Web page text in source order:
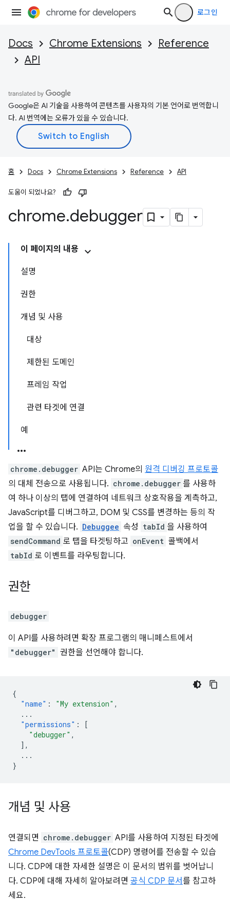
로그인
Docs Chrome Extensions
Reference
API
Google은 AI 기술을 사용하여 콘텐츠를 사용자의 기본 언어로 번역합니
다. AI 번역에는 오류가 있을 수 있습니다.
홈 Docs Chrome Extensions Reference API
도움이 되었나요?
chrome.debugger
이 페이지의 내용
설명
권한
개념 및 사용
대상
제한된 도메인
프레임 작업
관련 타겟에 연결
예
chrome.debugger API는 Chrome의 원격 디버깅 프로토콜
의 대체 전송으로 사용됩니다. chrome.debugger 를 사용하
여 하나 이상의 탭에 연결하여 네트워크 상호작용을 계측하고,
JavaScript를 디버그하고, DOM 및 CSS를 변경하는 등의 작
업을 할 수 있습니다. Debuggee 속성 tabId 을 사용하여
sendCommand 로 탭을 타겟팅하고 onEvent 콜백에서
tabId 로 이벤트를 라우팅합니다.
권한
debugger
이 API를 사용하려면 확장 프로그램의 매니페스트에서
"debugger" 권한을 선언해야 합니다.
{
"name" : "My extension" ,
...
"permissions" :
[
"debugger" ,
],
...
}
개념 및 사용
연결되면 chrome.debugger API를 사용하여 지정된 타겟에
Chrome DevTools 프로토콜(CDP) 명령어를 전송할 수 있습
니다. CDP에 대한 자세한 설명은 이 문서의 범위를 벗어납니
다. CDP에 대해 자세히 알아보려면 공식 CDP 문서를 참고하
세요.